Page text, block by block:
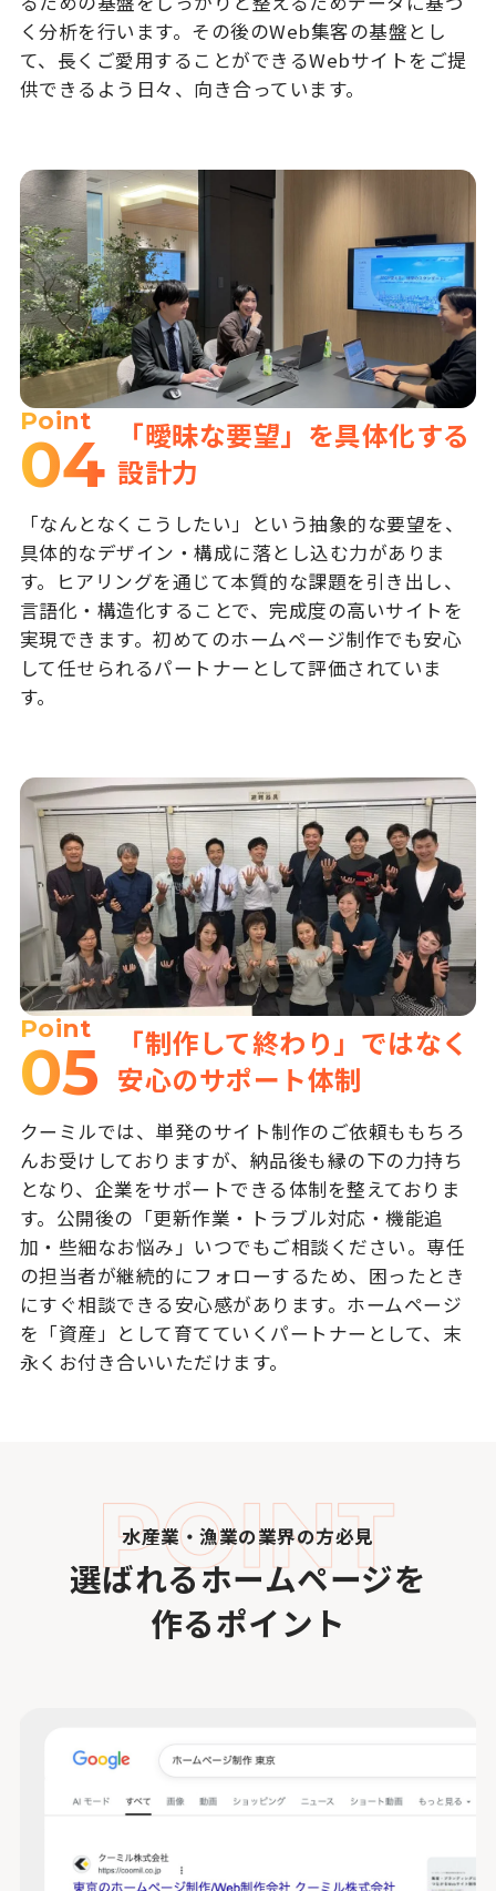
く分析を行います。その後のWeb集客の基盤とし
て、長くご愛用することができるWebサイトをご提
供できるよう日々、向き合っています。
Point
04
「曖昧な要望」を具体化する
設計力
「なんとなくこうしたい」という抽象的な要望を、
具体的なデザイン・構成に落とし込む力がありま
す。ヒアリングを通じて本質的な課題を引き出し、
言語化・構造化することで、完成度の高いサイトを
実現できます。初めてのホームページ制作でも安心
して任せられるパートナーとして評価されていま
す。
Point
05
「制作して終わり」ではなく
安心のサポート体制
クーミルでは、単発のサイト制作のご依頼ももちろ
んお受けしておりますが、納品後も縁の下の力持ち
となり、企業をサポートできる体制を整えておりま
す。公開後の「更新作業・トラブル対応・機能追
加・些細なお悩み」いつでもご相談ください。専任
の担当者が継続的にフォローするため、困ったとき
にすぐ相談できる安心感があります。ホームページ
を「資産」として育てていくパートナーとして、末
永くお付き合いいただけます。
水産業・漁業の業界の方必見
選ばれるホームページを
作るポイント